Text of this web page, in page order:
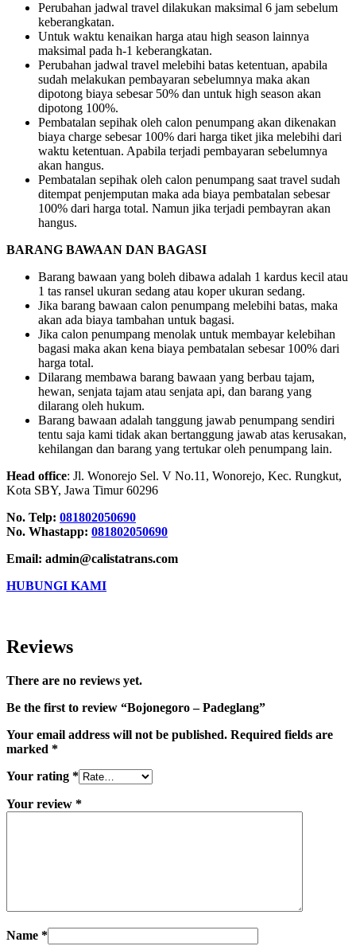
Perubahan jadwal travel dilakukan maksimal 6 jam sebelum
keberangkatan.
Untuk waktu kenaikan harga atau high season lainnya
maksimal pada h-1 keberangkatan.
Perubahan jadwal travel melebihi batas ketentuan, apabila
sudah melakukan pembayaran sebelumnya maka akan
dipotong biaya sebesar 50% dan untuk high season akan
dipotong 100%.
Pembatalan sepihak oleh calon penumpang akan dikenakan
biaya charge sebesar 100% dari harga tiket jika melebihi dari
waktu ketentuan. Apabila terjadi pembayaran sebelumnya
akan hangus.
Pembatalan sepihak oleh calon penumpang saat travel sudah
ditempat penjemputan maka ada biaya pembatalan sebesar
100% dari harga total. Namun jika terjadi pembayran akan
hangus.
BARANG BAWAAN DAN BAGASI
Barang bawaan yang boleh dibawa adalah 1 kardus kecil atau
1 tas ransel ukuran sedang atau koper ukuran sedang.
Jika barang bawaan calon penumpang melebihi batas, maka
akan ada biaya tambahan untuk bagasi.
Jika calon penumpang menolak untuk membayar kelebihan
bagasi maka akan kena biaya pembatalan sebesar 100% dari
harga total.
Dilarang membawa barang bawaan yang berbau tajam,
hewan, senjata tajam atau senjata api, dan barang yang
dilarang oleh hukum.
Barang bawaan adalah tanggung jawab penumpang sendiri
tentu saja kami tidak akan bertanggung jawab atas kerusakan,
kehilangan dan barang yang tertukar oleh penumpang lain.
Head office: Jl. Wonorejo Sel. V No.11, Wonorejo, Kec. Rungkut,
Kota SBY, Jawa Timur 60296
No. Telp: 081802050690
No. Whastapp: 081802050690
Email: admin@calistatrans.com
HUBUNGI KAMI
Reviews
There are no reviews yet.
Be the first to review “Bojonegoro – Padeglang”
Your email address will not be published. Required fields are
marked *
Your rating *
Your review *
Name *